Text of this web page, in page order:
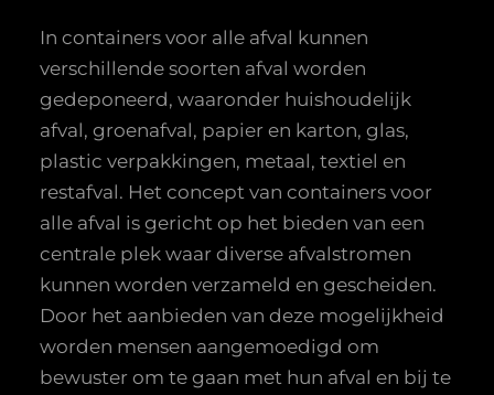
In containers voor alle afval kunnen
verschillende soorten afval worden
gedeponeerd, waaronder huishoudelijk
afval, groenafval, papier en karton, glas,
plastic verpakkingen, metaal, textiel en
restafval. Het concept van containers voor
alle afval is gericht op het bieden van een
centrale plek waar diverse afvalstromen
kunnen worden verzameld en gescheiden.
Door het aanbieden van deze mogelijkheid
worden mensen aangemoedigd om
bewuster om te gaan met hun afval en bij te